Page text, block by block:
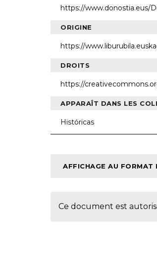
https://www.donostia.eus/
ORIGINE
https://
DROITS
https://
APPARAÎT DANS LES
Históricas
AFFICHAGE AU FORMAT
Ce document est